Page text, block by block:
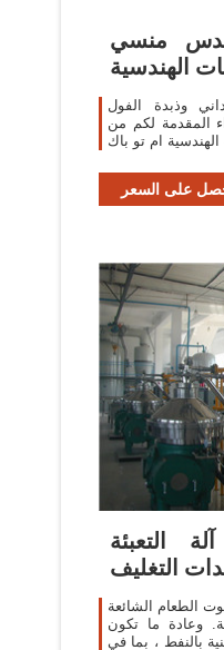
منسي
الهندسية
وذبدة الفول
المقدمة لكم من
على السعر
التعبئة
التغليف
الطعام الشائعة
وعادة ما تكون
بالنفط ، بما في